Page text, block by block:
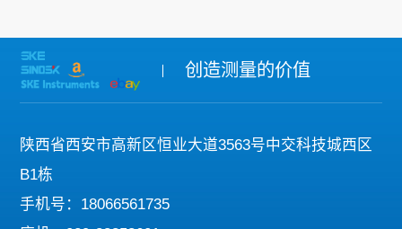
创造测量的价值
陕西省西安市高新区恒业大道3563号中交科技城西区
B1栋
手机号：18066561735